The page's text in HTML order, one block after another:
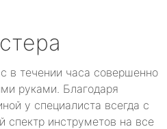
в течении часа совершенно
руками. Благодаря
у специалиста всегда с
спектр инструметов на все